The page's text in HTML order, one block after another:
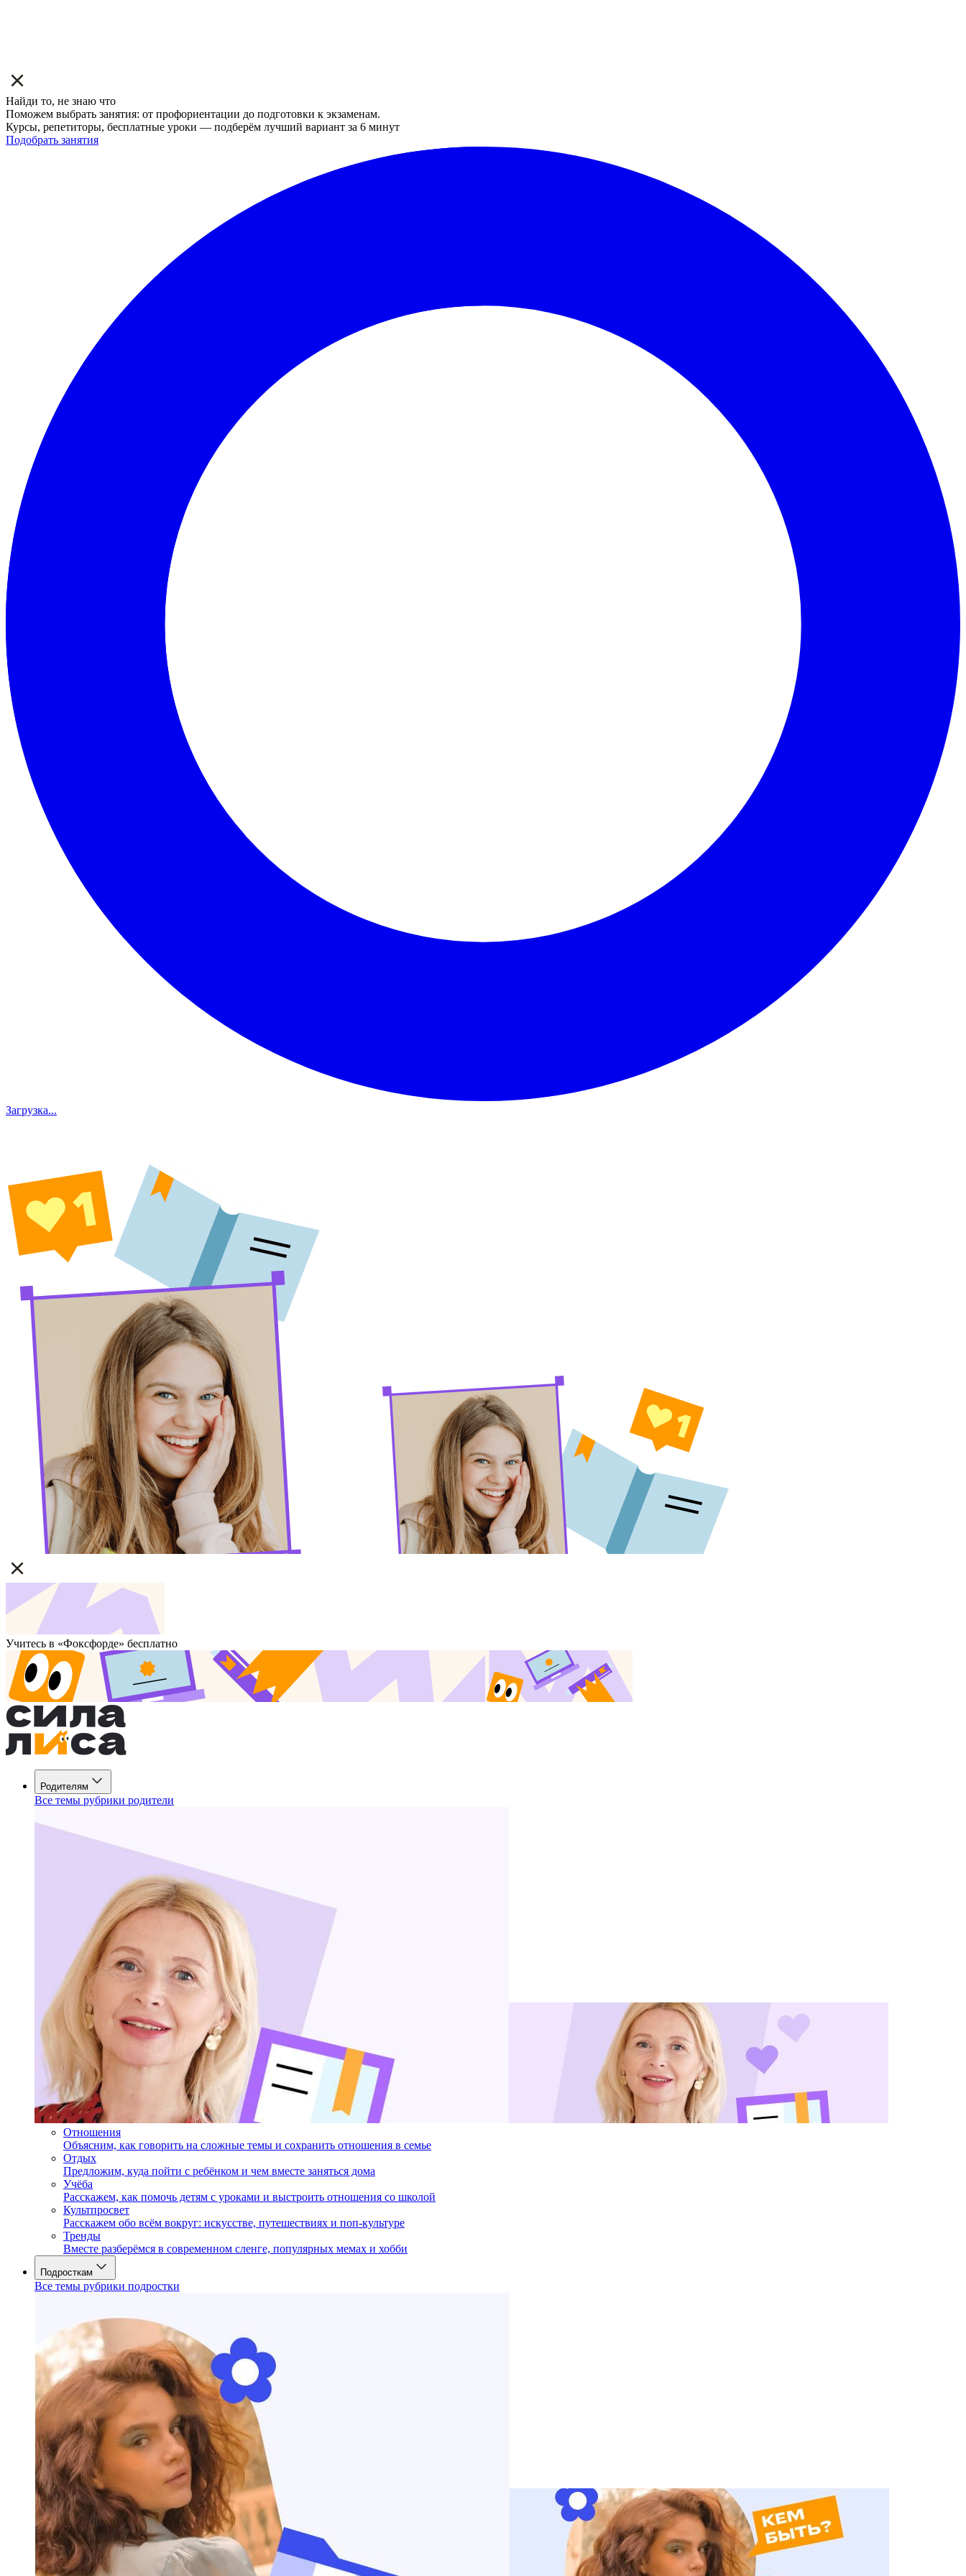
Найди то, не знаю что
Поможем выбрать занятия: от профориентации до подготовки к экзаменам.
Курсы, репетиторы, бесплатные уроки — подберём лучший вариант за 6 минут
Подобрать занятия
Загрузка...
Учитесь в «Фоксфорде» бесплатно
Родителям
Все темы рубрики родители
Отношения
Объясним, как говорить на сложные темы и сохранить отношения в семье
Отдых
Предложим, куда пойти с ребёнком и чем вместе заняться дома
Учёба
Расскажем, как помочь детям с уроками и выстроить отношения со школой
Культпросвет
Расскажем обо всём вокруг: искусстве, путешествиях и поп-культуре
Тренды
Вместе разберёмся в современном сленге, популярных мемах и хобби
Подросткам
Все темы рубрики подростки